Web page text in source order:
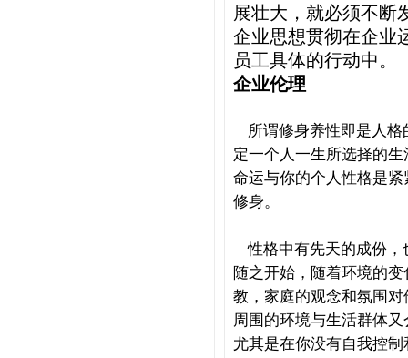
展壮大，就必须不断
企业思想贯彻在企业
员工具体的行动中。
企业伦理
所谓修身养性即是人格
定一个人一生所选择的
命运与你的个人性格是
修身。
性格中有先天的成份
随之开始，随着环境的
教，家庭的观念和氛围
周围的环境与生活群体
尤其是在你没有自我控